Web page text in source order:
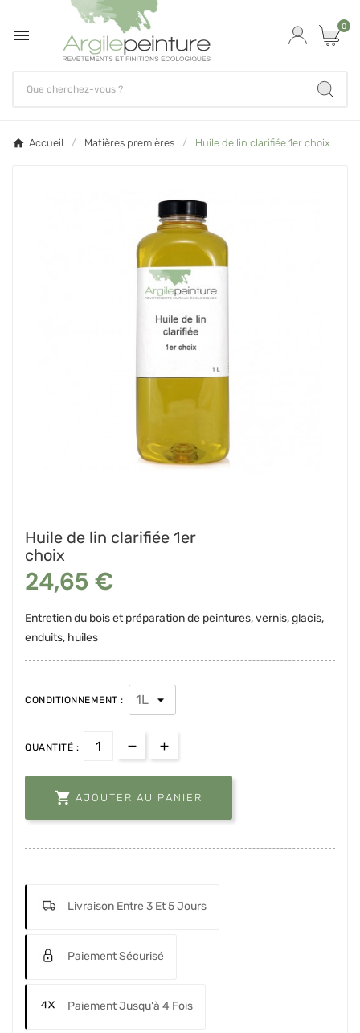
 0
Accueil Matières premières Huile de lin clarifiée 1er choix
Huile de lin clarifiée 1er
choix
24,65 €
Entretien du bois et préparation de peintures, vernis, glacis,
enduits, huiles
CONDITIONNEMENT :
QUANTITÉ :
 AJOUTER AU PANIER
Livraison Entre 3 Et 5 Jours
Paiement Sécurisé
Paiement Jusqu'à 4 Fois